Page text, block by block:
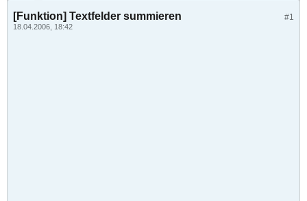
#1
[Funktion] Textfelder summieren
18.04.2006, 18:42